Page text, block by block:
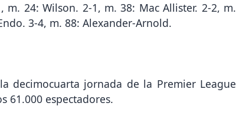
m. 24: Wilson. 2-1, m. 38: Mac Allister. 2-2, m.
3-4, m. 88: Alexander-Arnold.
decimocuarta jornada de la Premier League
61.000 espectadores.